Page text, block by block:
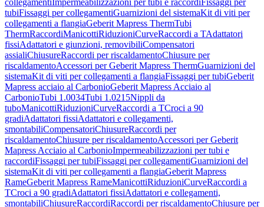
collegamentiImpermeabilizzazioni per tubi e raccordiFissaggi per
tubiFissaggi per collegamentiGuarnizioni del sistemaKit di viti per
collegamenti a flangiaGeberit Mapress ThermTubi
ThermRaccordiManicottiRiduzioniCurveRaccordi a TAdattatori
fissiAdattatori e giunzioni, removibiliCompensatori
assialiChiusureRaccordi per riscaldamentoChiusure per
riscaldamentoAccessori per Geberit Mapress ThermGuarnizioni del
sistemaKit di viti per collegamenti a flangiaFissaggi per tubiGeberit
Mapress acciaio al CarbonioGeberit Mapress Acciaio al
CarbonioTubi 1.0034Tubi 1.0215Nippli da
tuboManicottiRiduzioniCurveRaccordi a TCroci a 90
gradiAdattatori fissiAdattatori e collegamenti,
smontabiliCompensatoriChiusureRaccordi per
riscaldamentoChiusure per riscaldamentoAccessori per Geberit
Mapress Acciaio al CarbonioImpermeabilizzazioni per tubi e
raccordiFissaggi per tubiFissaggi per collegamentiGuarnizioni del
sistemaKit di viti per collegamenti a flangiaGeberit Mapress
RameGeberit Mapress RameManicottiRiduzioniCurveRaccordi a
TCroci a 90 gradiAdattatori fissiAdattatori e collegamenti,
smontabiliChiusureRaccordiRaccordi per riscaldamentoChiusure per